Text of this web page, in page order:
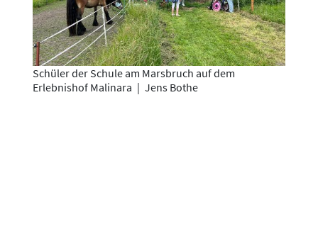
Schüler der Schule am Marsbruch auf dem
Erlebnishof Malinara | Jens Bothe